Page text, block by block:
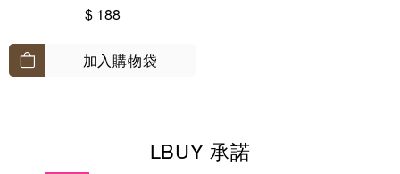
$ 188
加入購物袋
LBUY 承諾